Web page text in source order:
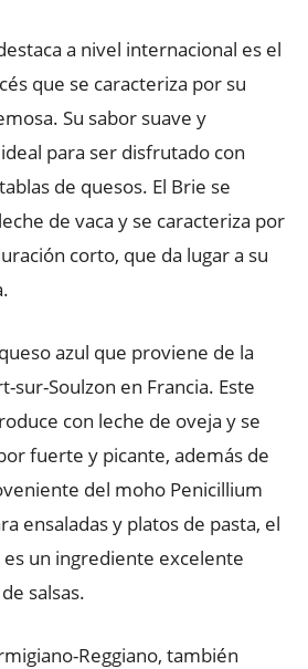
a nivel internacional es el
que se caracteriza por su
Su sabor suave y
para ser disfrutado con
de quesos. El Brie se
de vaca y se caracteriza por
corto, que da lugar a su
azul que proviene de la
sur-Soulzon en Francia. Este
con leche de oveja y se
fuerte y picante, además de
del moho Penicillium
ensaladas y platos de pasta, el
un ingrediente excelente
salsas.
Reggiano, también